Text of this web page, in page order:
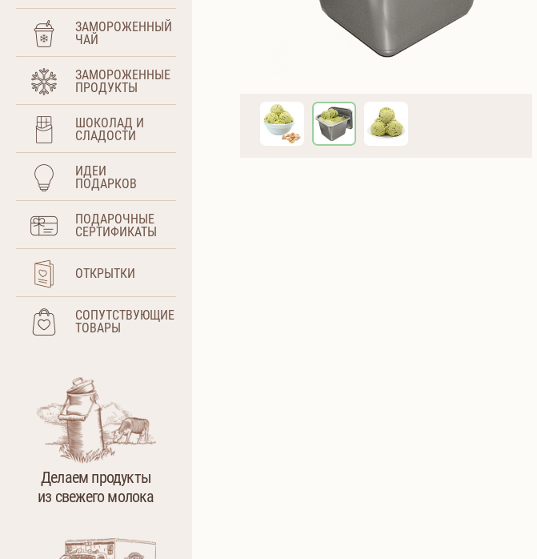
ЗАМОРОЖЕННЫЙ
ЧАЙ
ЗАМОРОЖЕННЫЕ
ПРОДУКТЫ
ШОКОЛАД И
СЛАДОСТИ
ИДЕИ
ПОДАРКОВ
ПОДАРОЧНЫЕ
СЕРТИФИКАТЫ
ОТКРЫТКИ
СОПУТСТВУЮЩИЕ
ТОВАРЫ
Делаем продукты
из свежего молока